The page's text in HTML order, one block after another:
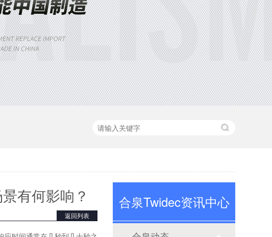
有何影响？
返回列表
合泉Twidec资讯中心
定制大功率直流电源
三相TR标准调功器30~200A